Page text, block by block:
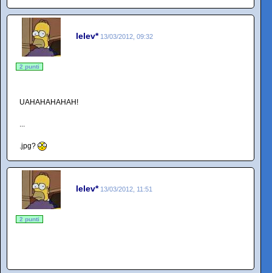
lelev* 13/03/2012, 09:32
2 punti
UAHAHAHAHAH!
.jpg?
lelev* 13/03/2012, 11:51
2 punti